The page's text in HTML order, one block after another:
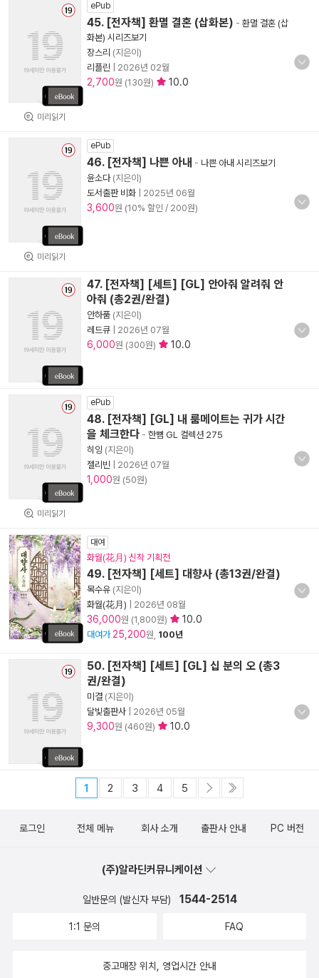
미리읽기
ePub
45. [전자책] 환멸 결혼 (삽화본) - 환멸 결혼 (삽
화본) 시리즈보기
장스리 (지은이)
리플린
2026년 02월
2,700원 (130원) 10.0
미리읽기
ePub
46. [전자책] 나쁜 아내 - 나쁜 아내 시리즈보기
윤소다(지은이)
도서출판 비화
2025년 06월
3,600원 (10% 할인 / 200원)
47. [전자책] [세트] [GL] 안아줘 알려줘 안
아줘 (총2권/완결)
안하품 (지은이)
레드큐
2026년 07월
6,000원 (300원) 10.0
미리읽기
ePub
48. [전자책] [GL] 내 룸메이트는 귀가 시간
을 체크한다 - 한뼘 GL 컬렉션 275
히잉 (지은이)
젤리빈
2026년 07월
1,000원 (50원)
대여
화월(花月) 신작 기획전
49. [전자책] [세트] 대향사 (총13권/완결)
목수유 (지은이)
화월(花月)
2026년 08월
36,000원 (1,800원) 10.0
대여가 25,200원, 100년
50. [전자책] [세트] [GL] 십 분의 오 (총3
권/완결)
미결 (지은이)
달빛출판사
2026년 05월
9,300원 (460원) 10.0
1 2 3 4 5
로그인 전체 메뉴 회사 소개 출판사 안내 PC 버전
(주)알라딘커뮤니케이션
일반문의 (발신자 부담) 1544-2514
1:1 문의 FAQ
중고매장 위치, 영업시간 안내